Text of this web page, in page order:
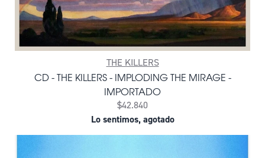
THE KILLERS
CD - THE KILLERS - IMPLODING THE MIRAGE -
IMPORTADO
$42.840
Lo sentimos, agotado